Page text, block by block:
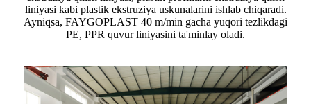
liniyasi kabi plastik ekstruziya uskunalarini ishlab chiqaradi.
Ayniqsa, FAYGOPLAST 40 m/min gacha yuqori tezlikdagi
PE, PPR quvur liniyasini ta'minlay oladi.